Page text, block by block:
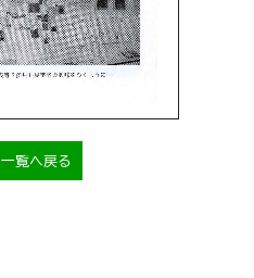
一覧へ戻る